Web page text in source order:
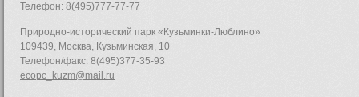
Телефон: 8(495)777-77-77
Природно-исторический парк «Кузьминки-Люблино»
109439, Москва, Кузьминская, 10
Телефон/факс: 8(495)377-35-93
ecopc_kuzm@mail.ru